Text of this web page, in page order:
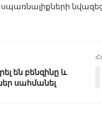
են բենզինը և
սահմանել